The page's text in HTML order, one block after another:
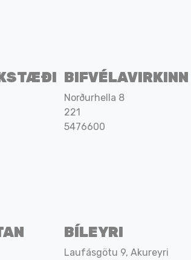
BIFVÉLAVIRKINN
Norðurhella 8
221
5476600
BÍLEYRI
Laufásgötu 9, Akureyri